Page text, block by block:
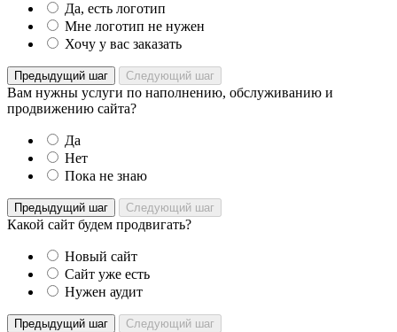
Да, есть логотип
Мне логотип не нужен
Хочу у вас заказать
Предыдущий шаг Следующий шаг
Вам нужны услуги по наполнению, обслуживанию и
продвижению сайта?
Да
Нет
Пока не знаю
Предыдущий шаг Следующий шаг
Какой сайт будем продвигать?
Новый сайт
Сайт уже есть
Нужен аудит
Предыдущий шаг Следующий шаг